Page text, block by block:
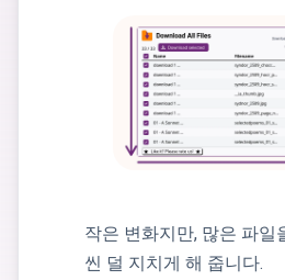
작은 변화지만, 많은 파일
씬 덜 지치게 해 줍니다.